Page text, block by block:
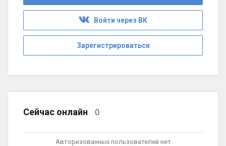
Войти через ВК
Зарегистрироваться
Сейчас онлайн 0
Авторизованных пользователей нет